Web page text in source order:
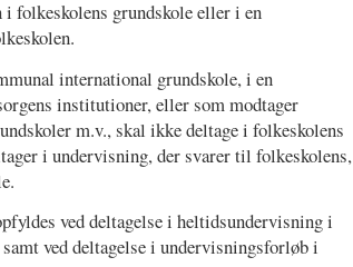
folkeskolens grundskole eller i en
international grundskole, i en
institutioner, eller som modtager
m.v., skal ikke deltage i folkeskolens
i undervisning, der svarer til folkeskolens,
ved deltagelse i heltidsundervisning i
ved deltagelse i undervisningsforløb i